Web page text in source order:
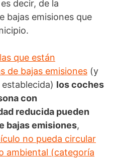
decir, de la
bajas emisiones que
que están
de bajas emisiones (y
los coches
con
reducida pueden
bajas emisiones,
no pueda circular
ambiental (categoría